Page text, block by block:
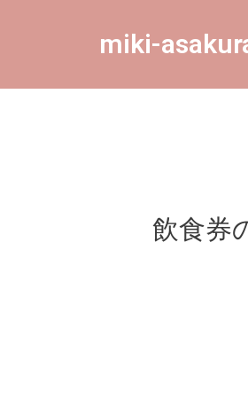
miki-
飲食券